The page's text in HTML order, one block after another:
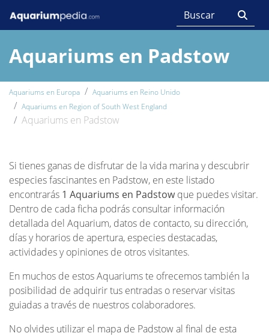
Aquariums en Padstow
Aquariums en Europa
Aquariums en Reino Unido
Aquariums en Region of South West England
Aquariums en Padstow
Si tienes ganas de disfrutar de la vida marina y descubrir
especies fascinantes en Padstow, en este listado
encontrarás 1 Aquariums en Padstowque puedes visitar.
Dentro de cada ficha podrás consultar información
detallada del Aquarium, datos de contacto, su dirección,
días y horarios de apertura, especies destacadas,
actividades y opiniones de otros visitantes.
En muchos de estos Aquariums te ofrecemos también la
posibilidad de adquirir tus entradas o reservar visitas
guiadas a través de nuestros colaboradores.
No olvides utilizar el mapa de Padstow al final de esta